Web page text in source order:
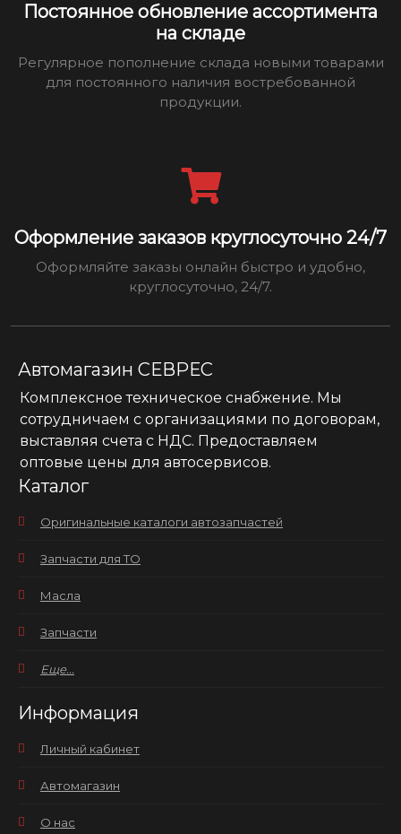
Постоянное обновление ассортимента
на складе
Регулярное пополнение склада новыми товарами
для постоянного наличия востребованной
продукции.
Оформление заказов круглосуточно 24/7
Оформляйте заказы онлайн быстро и удобно,
круглосуточно, 24/7.
Автомагазин СЕВРЕС
Комплексное техническое снабжение. Мы
сотрудничаем с организациями по договорам,
выставляя счета с НДС. Предоставляем
оптовые цены для автосервисов.
Каталог
Оригинальные каталоги автозапчастей
Запчасти для ТО
Масла
Запчасти
Еще...
Информация
Личный кабинет
Автомагазин
О нас